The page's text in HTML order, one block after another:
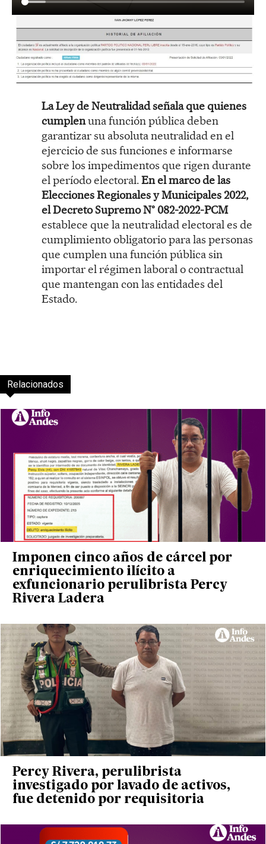
La Ley de Neutralidad señala que quienes
cumplenuna función pública deben
garantizar su absoluta neutralidad en el
ejercicio de sus funciones e informarse
sobre los impedimentos que rigen durante
el período electoral.En el marco de las
Elecciones Regionales y Municipales 2022,
el Decreto Supremo N° 082-2022-PCM
establece que la neutralidad electoral es de
cumplimiento obligatorio para las personas
que cumplen una función pública sin
importar el régimen laboral o contractual
que mantengan con las entidades del
Estado.
Relacionados
Imponen cinco años de cárcel por
enriquecimiento ilícito a
exfuncionario perulibrista Percy
Rivera Ladera
Percy Rivera, perulibrista
investigado por lavado de activos,
fue detenido por requisitoria